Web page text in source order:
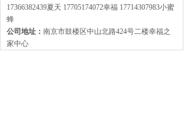
17366382439夏天 17705174072幸福 17714307983小蜜
蜂
公司地址： 南京市鼓楼区中山北路424号二楼幸福之
家中心